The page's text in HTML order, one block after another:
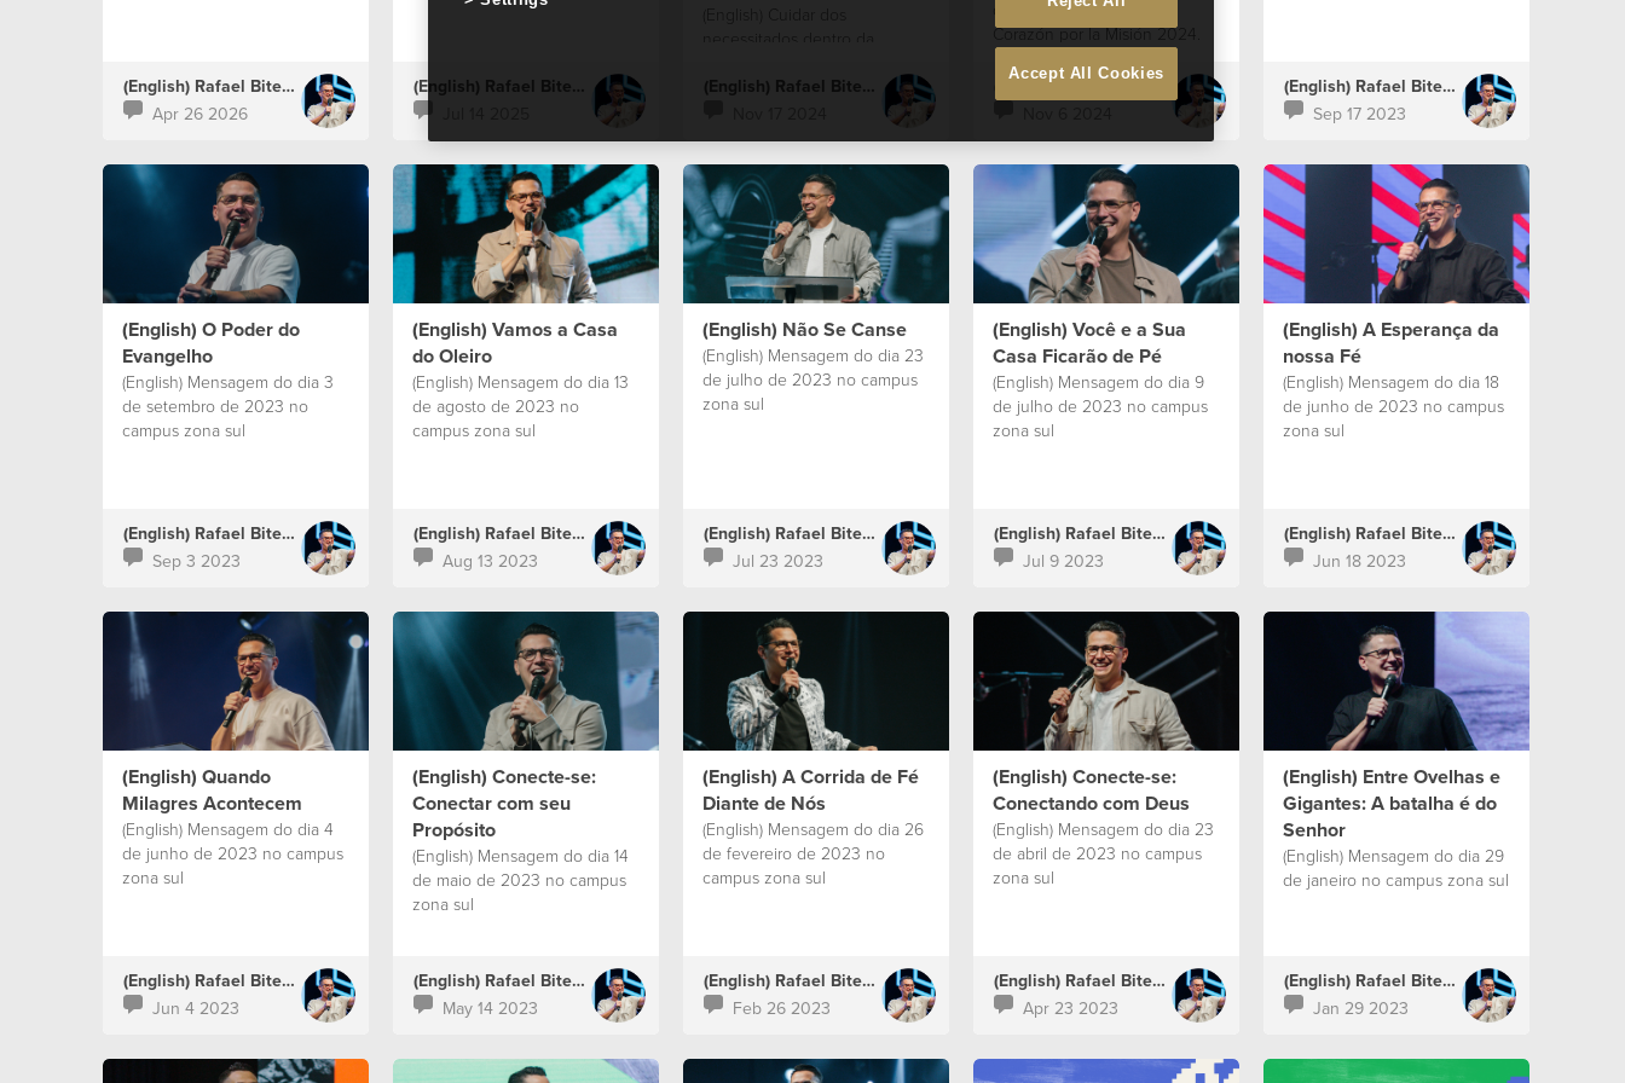
(English) Rafael Bitencourt
Apr 26 2026
(English) Rafael Bitencourt
(English) Rafael Bitencourt
durante la temporada de
Corazón por la Misión 2024.
(English) Rafael Bitencourt
(English) Rafael Bitencourt
Sep 17 2023
(English) O Poder do
Evangelho
(English) Mensagem do dia 3
de setembro de 2023 no
campus zona sul
(English) Rafael Bitencourt
Sep 3 2023
(English) Vamos a Casa
do Oleiro
(English) Mensagem do dia 13
de agosto de 2023 no
campus zona sul
(English) Rafael Bitencourt
Aug 13 2023
(English) Não Se Canse
(English) Mensagem do dia 23
de julho de 2023 no campus
zona sul
(English) Rafael Bitencourt
Jul 23 2023
(English) Você e a Sua
Casa Ficarão de Pé
(English) Mensagem do dia 9
de julho de 2023 no campus
zona sul
(English) Rafael Bitencourt
Jul 9 2023
(English) A Esperança da
nossa Fé
(English) Mensagem do dia 18
de junho de 2023 no campus
zona sul
(English) Rafael Bitencourt
Jun 18 2023
(English) Quando
Milagres Acontecem
(English) Mensagem do dia 4
de junho de 2023 no campus
zona sul
(English) Rafael Bitencourt
Jun 4 2023
(English) Conecte-se:
Conectar com seu
Propósito
(English) Mensagem do dia 14
de maio de 2023 no campus
zona sul
(English) Rafael Bitencourt
May 14 2023
(English) A Corrida de Fé
Diante de Nós
(English) Mensagem do dia 26
de fevereiro de 2023 no
campus zona sul
(English) Rafael Bitencourt
Feb 26 2023
(English) Conecte-se:
Conectando com Deus
(English) Mensagem do dia 23
de abril de 2023 no campus
zona sul
(English) Rafael Bitencourt
Apr 23 2023
(English) Entre Ovelhas e
Gigantes: A batalha é do
Senhor
(English) Mensagem do dia 29
de janeiro no campus zona sul
(English) Rafael Bitencourt
Jan 29 2023
Accept All Cookies